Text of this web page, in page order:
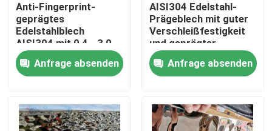
Zu Hause
Videos
Anti-Fingerprint-
geprägtes
Edelstahlblech
AISI304 mit 0,4 - 3,0
mm Dicke für
architektonische
Anwendungen
Anfrage absenden
AISI304 Edelstahl-
Prägeblech mit guter
Verschleißfestigkeit
und geprägter
Oberfläche für
dekorative
Anwendungen
Anfrage absenden